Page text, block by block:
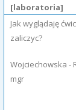
[laboratoria]
Jak wyglądaję
zaliczyc?
Wojciechowska -
mgr